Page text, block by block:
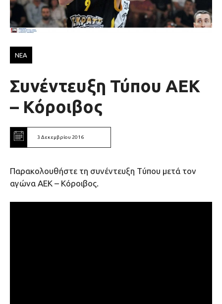
ΝΕΑ
Συνέντευξη Τύπου ΑΕΚ
– Κόροιβος
3 Δεκεμβρίου 2016
Παρακολουθήστε τη συνέντευξη Tύπου μετά τον
αγώνα ΑΕΚ – Κόροιβος.